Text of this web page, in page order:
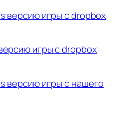
версию игры с dropbox
игры с dropbox
версию игры с нашего